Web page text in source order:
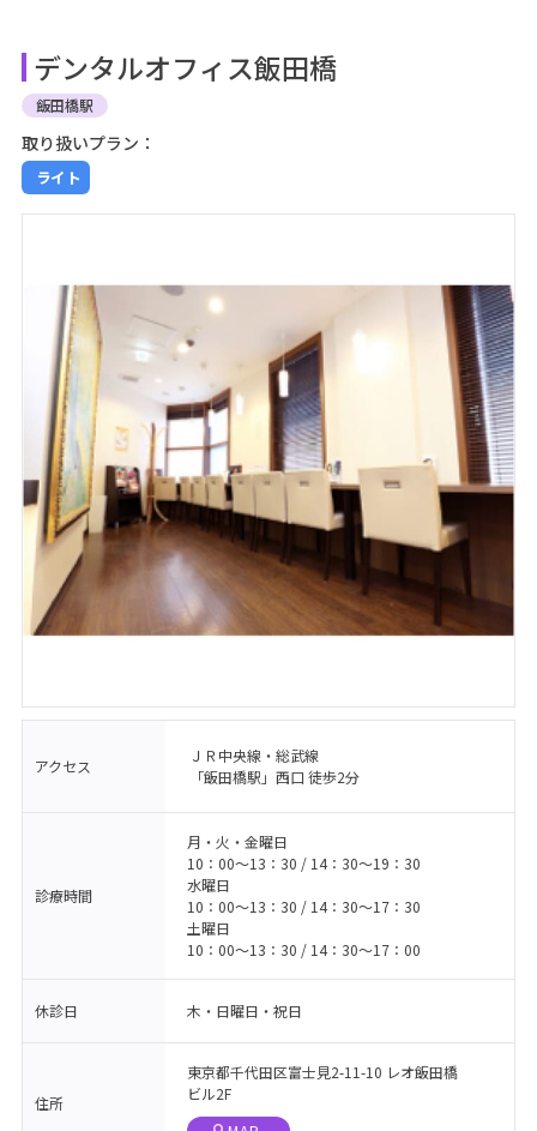
デンタルオフィス飯田橋
飯田橋駅
取り扱いプラン：
ライト
アクセス
ＪＲ中央線・総武線
「飯田橋駅」西口 徒歩2分
診療時間
月・火・金曜日
10：00〜13：30 / 14：30〜19：30
水曜日
10：00〜13：30 / 14：30〜17：30
土曜日
10：00〜13：30 / 14：30〜17：00
休診日 木・日曜日・祝日
住所
東京都千代田区富士見2-11-10 レオ飯田橋
ビル2F